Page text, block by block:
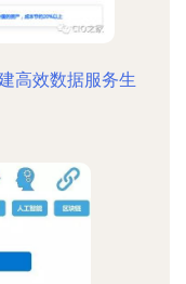
高效数据服务生